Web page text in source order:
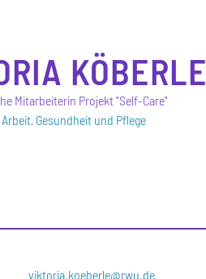
KÖBERLE
Mitarbeiterin Projekt "Self-Care"
Gesundheit und Pflege
viktoria.koeberle@rwu.de